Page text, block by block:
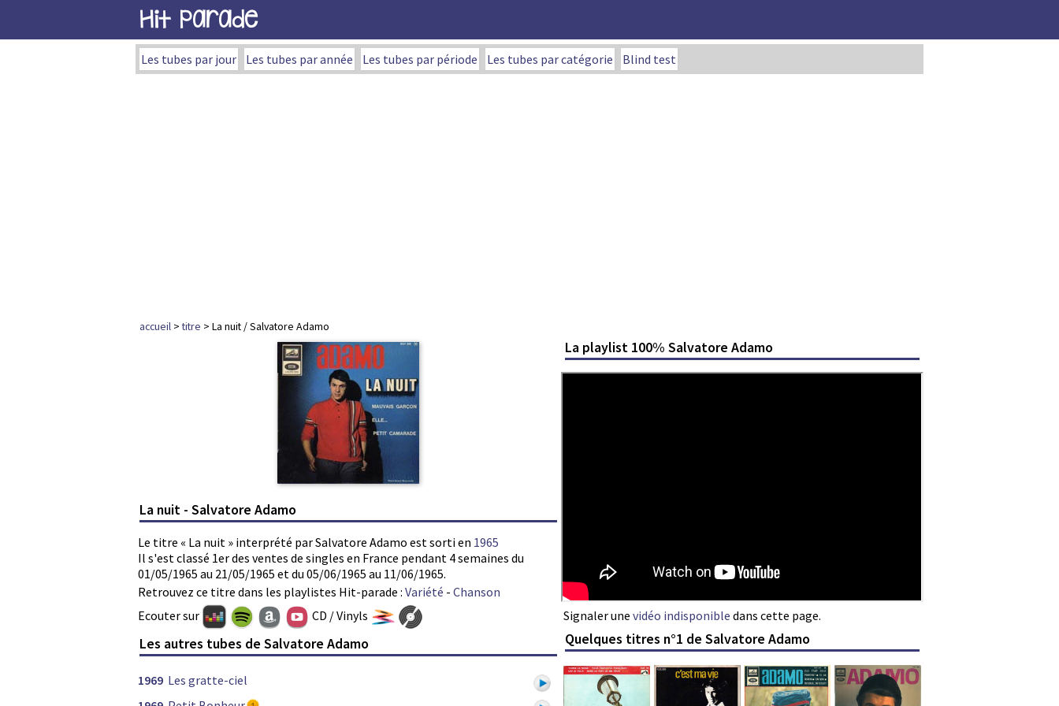
Hit Parade
Les tubes par jour Les tubes par année Les tubes par période Les tubes par catégorie Blind test
accueil >titre > La nuit / Salvatore Adamo
La nuit - Salvatore Adamo
Le titre « La nuit » interprété par Salvatore Adamo est sorti en 1965
Il s'est classé 1er des ventes de singles en France pendant 4 semaines du
01/05/1965 au 21/05/1965 et du 05/06/1965 au 11/06/1965.
Retrouvez ce titre dans les playlistes Hit-parade : Variété - Chanson
La playlist 100% Salvatore Adamo
Signaler une vidéo indisponible dans cette page.
Ecouter sur CD / Vinyls
Les autres tubes de Salvatore Adamo
1969 Les gratte-ciel
Quelques titres n°1 de Salvatore Adamo